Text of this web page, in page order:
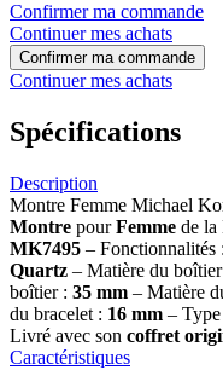
Confirmer ma commande
Continuer mes achats
Confirmer ma commande
Continuer mes achats
Spécifications
Description
Montre Femme Michael
Montre pourFemme de la
MK7495 – Fonctionnalités :
Quartz – Matière du
boîtier : 35 mm – Matière
du bracelet : 16 mm –
Livré avec son coffret
Caractéristiques